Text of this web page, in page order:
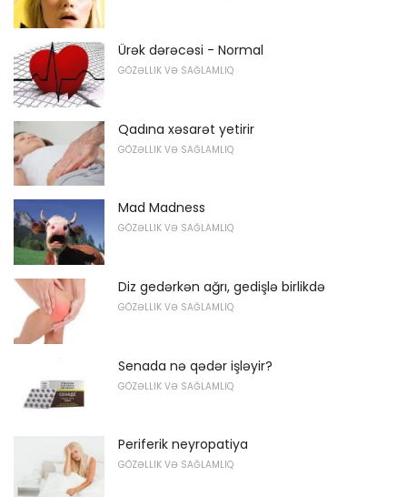
Ürək dərəcəsi - Normal
GÖZƏLLIK VƏ SAĞLAMLIQ
Qadına xəsarət yetirir
GÖZƏLLIK VƏ SAĞLAMLIQ
Mad Madness
GÖZƏLLIK VƏ SAĞLAMLIQ
Diz gedərkən ağrı, gedişlə birlikdə
GÖZƏLLIK VƏ SAĞLAMLIQ
Senada nə qədər işləyir?
GÖZƏLLIK VƏ SAĞLAMLIQ
Periferik neyropatiya
GÖZƏLLIK VƏ SAĞLAMLIQ